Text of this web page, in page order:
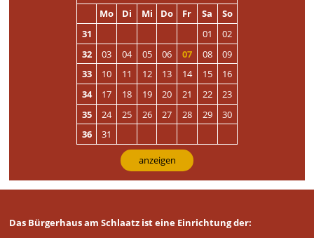
Mo Di Mi Do Fr Sa
So
31
01
02
32
03 04 05 06 07 08
09
33
10 11 12 13 14 15
16
34
17 18 19 20 21 22
23
35
24 25 26 27 28 29
30
36
31
anzeigen
Das Bürgerhaus am Schlaatz ist eine Einrichtung der: